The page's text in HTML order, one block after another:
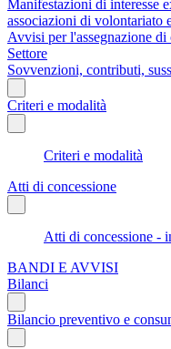
Manifestazioni di interesse
associazioni di volontariato
Avvisi per l'assegnazione
Settore
Sovvenzioni, contributi,
Criteri e modalità
Criteri e modalità
Atti di concessione
Atti di concessione -
BANDI E AVVISI
Bilanci
Bilancio preventivo e